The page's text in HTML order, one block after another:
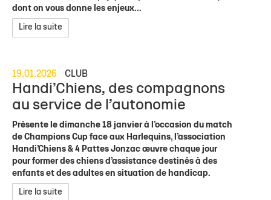
dont on vous donne les enjeux...
Lire la suite
19.01.2026 CLUB
Handi’Chiens, des compagnons
au service de l’autonomie
Présente le dimanche 18 janvier à l’occasion du match
de Champions Cup face aux Harlequins, l’association
Handi’Chiens & 4 Pattes Jonzac œuvre chaque jour
pour former des chiens d’assistance destinés à des
enfants et des adultes en situation de handicap.
Lire la suite